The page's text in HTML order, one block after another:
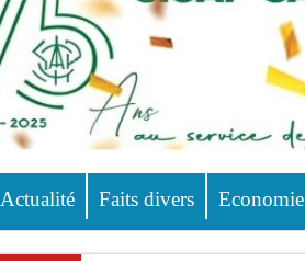
Actualité Faits divers Economie